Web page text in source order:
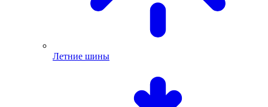
Летние шины